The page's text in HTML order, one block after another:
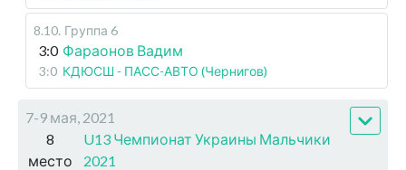
8.10. Группа 6
3:0 Фараонов Вадим
3:0 КДЮСШ - ПАСС-АВТО (Чернигов)
7-9 мая, 2021
8
место
U13 Чемпионат Украины Мальчики
2021